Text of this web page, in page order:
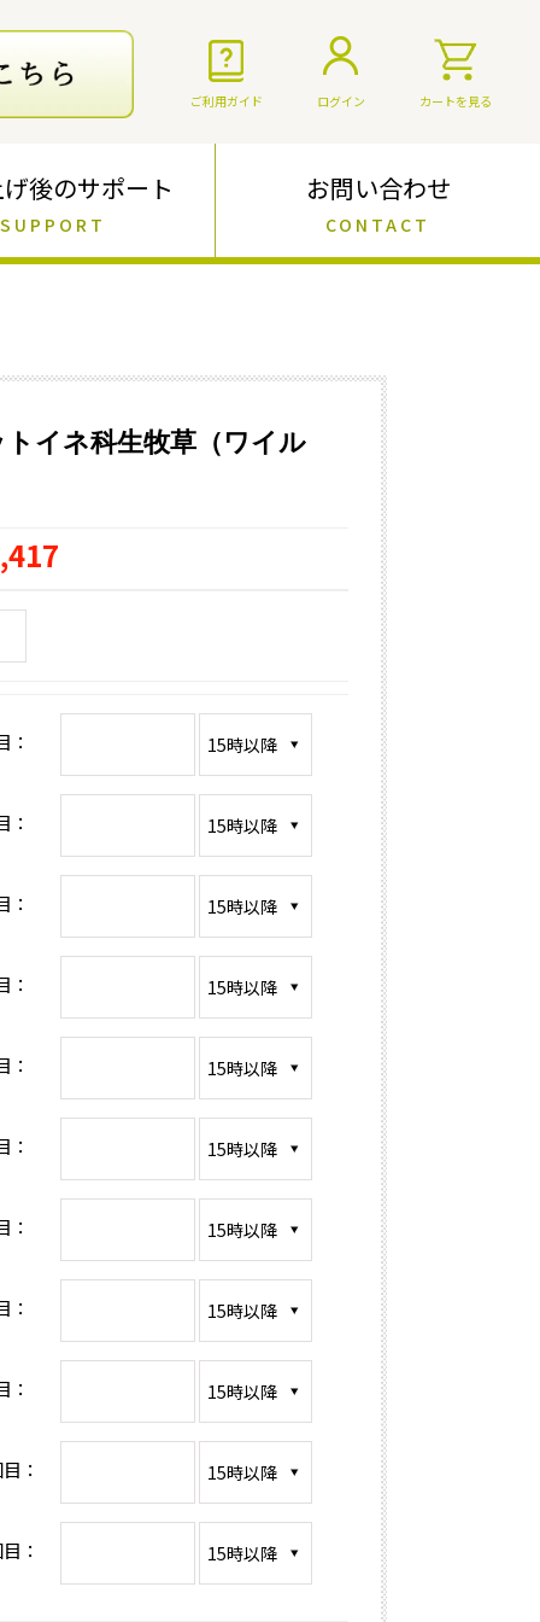
ご利用ガイド ログイン カートを見る
後のサポート
SUPPORT
お問い合わせ
CONTACT
トイネ科生牧草（ワイル
：
：
：
：
：
：
：
：
：
：
：